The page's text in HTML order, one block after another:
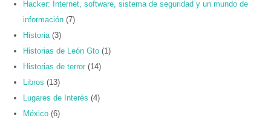
Hacker: Internet, software, sistema de seguridad y un mundo de
información (7)
Historia (3)
Historias de León Gto (1)
Historias de terror (14)
Libros (13)
Lugares de Interés (4)
México (6)